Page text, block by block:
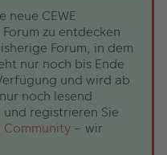
neue CEWE
zu entdecken
Forum, in dem
nur noch bis Ende
und wird ab
noch lesend
registrieren Sie
Community – wir